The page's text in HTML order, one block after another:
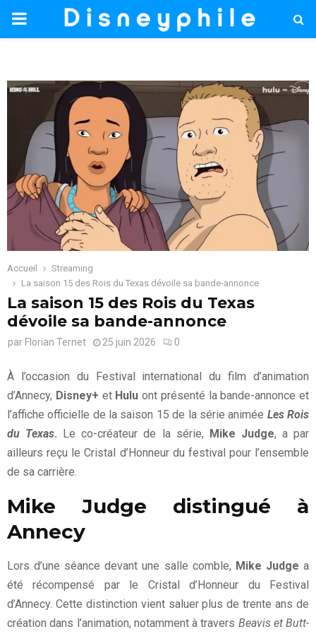
PRIMARY
Accueil
Streaming
La saison 15 des Rois du Texas dévoile sa bande-annonce
La saison 15 des Rois du Texas
dévoile sa bande-annonce
par Florian Ternet 25 juin 2026 0
À l’occasion du Festival international du film d’animation
d’Annecy, Disney+ et Hulu ont présenté la bande-annonce et
l’affiche officielle de la saison 15 de la série animée Les Rois
du Texas. Le co-créateur de la série, Mike Judge, a par
ailleurs reçu le Cristal d’Honneur du festival pour l’ensemble
de sa carrière.
Mike Judge distingué à
Annecy
Lors d’une séance devant une salle comble, Mike Judge a
été récompensé par le Cristal d’Honneur du Festival
d’Annecy. Cette distinction vient saluer plus de trente ans de
création dans l’animation, notamment à travers Beavis et Butt-